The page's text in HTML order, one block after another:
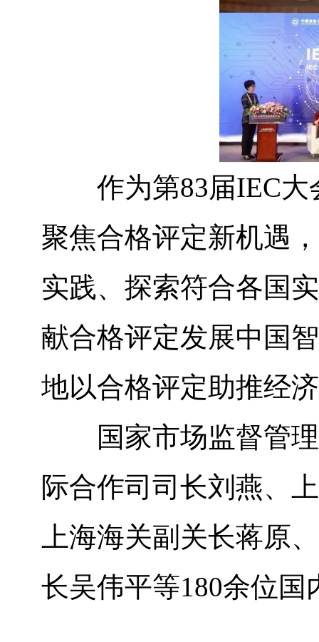
作为第83届IEC大
聚焦合格评定新机遇
实践、探索符合各国
献合格评定发展中国
地以合格评定助推经
国家市场监督管理
际合作司司长刘燕、
上海海关副关长蒋原
长吴伟平等180余位